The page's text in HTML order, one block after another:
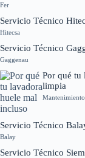
Fer
Servicio Técnico
Hitecsa
Servicio Técnico
Gaggenau
Por qué tu
limpia
Servicio Técnico
Balay
Servicio Técnico